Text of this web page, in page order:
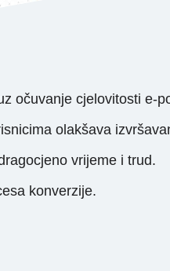
očuvanje cjelovitosti e-
olakšava
vrijeme i trud.
konverzije.